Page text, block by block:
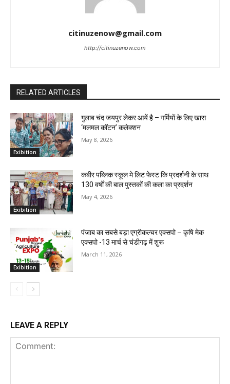
citinuzenow@gmail.com
http://citinuzenow.com
RELATED ARTICLES
Exibition
गुलाब चंद जयपुर लेकर आयें है – गर्मियों के लिए खास
‘मलमल कॉटन’ कलेक्शन
May 8, 2026
Exibition
कबीर पब्लिक स्कूल मे लिट फेस्ट कि प्रदर्शनी के साथ
130 वर्षों की बाल पुस्तकों की कला का प्रदर्शन
May 4, 2026
Exibition
पंजाब का सबसे बड़ा एग्रीकल्चर एक्सपो – कृषि मेक
एक्सपो -13 मार्च से चंडीगढ़ में शुरू
March 11, 2026
LEAVE A REPLY